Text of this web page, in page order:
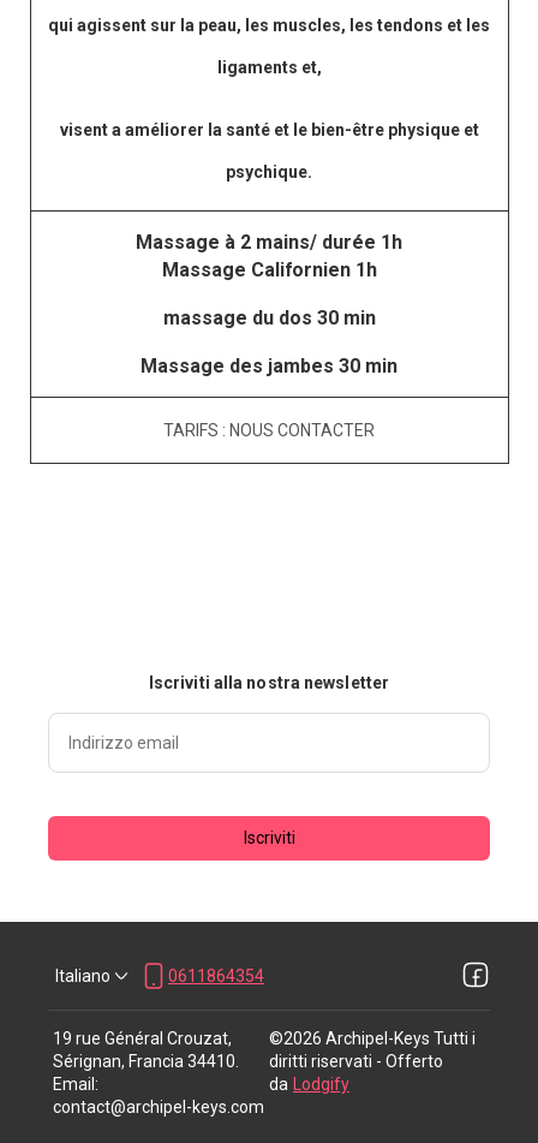
0611864354
qui agissent sur la peau, les muscles, les tendons et les
ligaments et,
visent a améliorer la santé et le bien-être physique et
psychique.
Massage à 2 mains/ durée 1h
Massage Californien 1h
massage du dos 30 min
Massage des jambes 30 min
TARIFS : NOUS CONTACTER
Iscriviti alla nostra newsletter
Iscriviti
Italiano 0611864354
19 rue Général Crouzat,
Sérignan, Francia 34410
Email :
contact@archipel-keys.com
©2026 Archipel-Keys Tutti i
diritti riservati - Offerto
da
Lodgify